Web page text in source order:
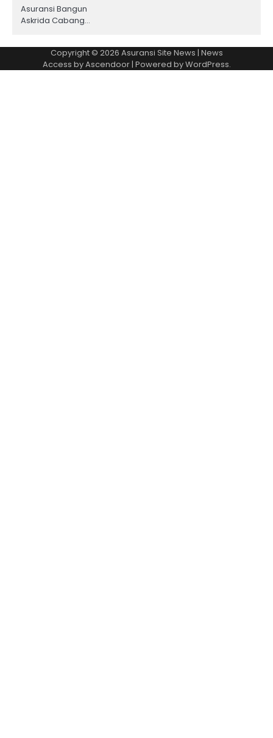
Asuransi Bangun
Askrida Cabang…
Copyright © 2026 Asuransi Site News | News
Access byAscendoor| Powered byWordPress.